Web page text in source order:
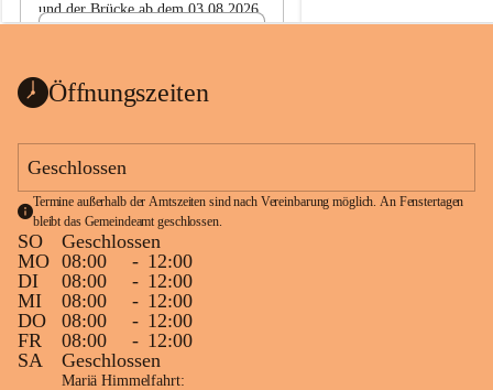
und der Brücke ab dem 03.08.2026
ht
1 Seite•0,1 MB
Öffnungszeiten
Geschlossen
Termine außerhalb der Amtszeiten sind nach Vereinbarung möglich. An Fenstertagen
bleibt das Gemeindeamt geschlossen.
SO
Geschlossen
MO 08:00 - 12:00
DI
08:00 - 12:00
MI
08:00 - 12:00
DO
08:00 - 12:00
FR
08:00 - 12:00
SA
Geschlossen
Mariä Himmelfahrt: